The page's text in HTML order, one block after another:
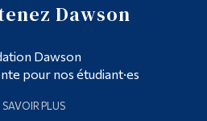
Dawson
Dawson
pour nos étudiant·es
SAVOIR PLUS